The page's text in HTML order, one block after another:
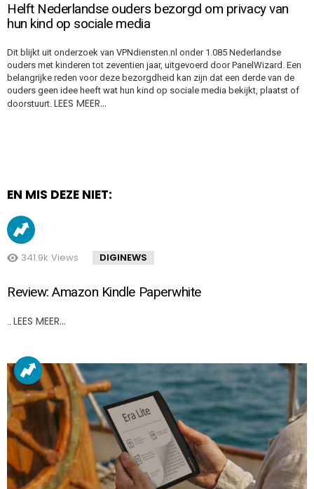
Helft Nederlandse ouders bezorgd om privacy van
hun kind op sociale media
Dit blijkt uit onderzoek van VPNdiensten.nl onder 1.085 Nederlandse
ouders met kinderen tot zeventien jaar, uitgevoerd door PanelWizard. Een
belangrijke reden voor deze bezorgdheid kan zijn dat een derde van de
ouders geen idee heeft wat hun kind op sociale media bekijkt, plaatst of
doorstuurt. LEES MEER…
EN MIS DEZE NIET:
341.9k Views DIGINEWS
Review: Amazon Kindle Paperwhite
.. LEES MEER…